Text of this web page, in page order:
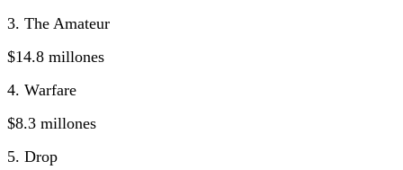
3. The Amateur
$14.8 millones
4. Warfare
$8.3 millones
5. Drop